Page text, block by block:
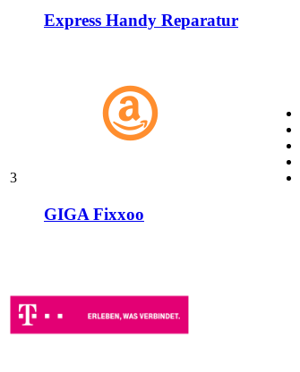
Express Handy Reparatur
3
GIGA Fixxoo